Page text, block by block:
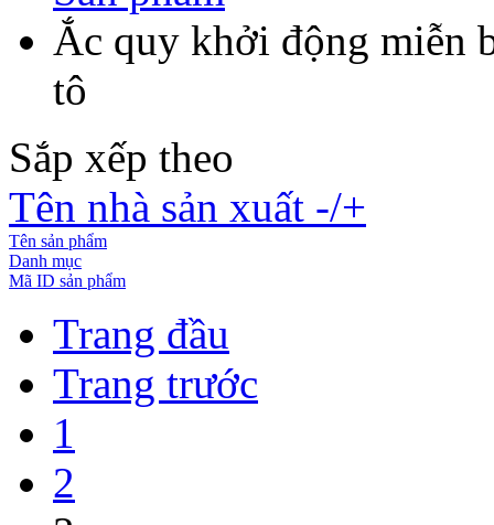
Ắc quy khởi động miễn
tô
Sắp xếp theo
Tên nhà sản xuất -/+
Tên sản phẩm
Danh mục
Mã ID sản phẩm
Trang đầu
Trang trước
1
2